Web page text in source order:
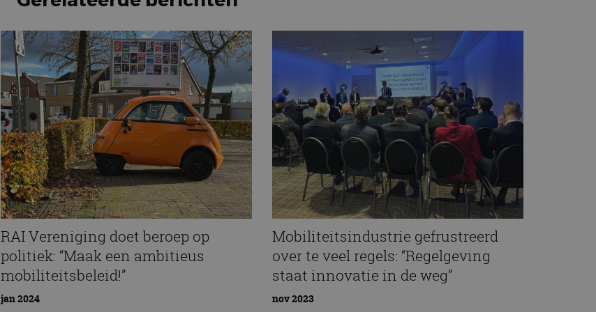
RAI Vereniging doet beroep op
politiek: “Maak een ambitieus
mobiliteitsbeleid!”
jan 2024
Mobiliteitsindustrie gefrustreerd
over te veel regels: “Regelgeving
staat innovatie in de weg”
nov 2023